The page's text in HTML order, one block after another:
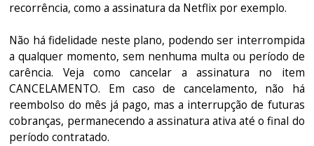
recorrência, como a assinatura da Netflix por exemplo.
Não há fidelidade neste plano, podendo ser interrompida
a qualquer momento, sem nenhuma multa ou período de
carência. Veja como cancelar a assinatura no item
CANCELAMENTO. Em caso de cancelamento, não há
reembolso do mês já pago, mas a interrupção de futuras
cobranças, permanecendo a assinatura ativa até o final do
período contratado.